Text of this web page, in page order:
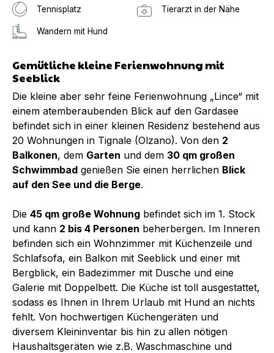
Tennisplatz Tierarzt in der Nähe
Wandern mit Hund
Gemütliche kleine Ferienwohnung mit
Seeblick
Die kleine aber sehr feine Ferienwohnung „Lince“ mit
einem atemberaubenden Blick auf den Gardasee
befindet sich in einer kleinen Residenz bestehend aus
20 Wohnungen in Tignale (Olzano). Von den 2
Balkonen, dem Garten und dem 30 qm großen
Schwimmbad genießen Sie einen herrlichen Blick
auf den See und die Berge.
Die 45 qm große Wohnung befindet sich im 1. Stock
und kann 2 bis 4 Personen beherbergen. Im Inneren
befinden sich ein Wohnzimmer mit Küchenzeile und
Schlafsofa, ein Balkon mit Seeblick und einer mit
Bergblick, ein Badezimmer mit Dusche und eine
Galerie mit Doppelbett. Die Küche ist toll ausgestattet,
sodass es Ihnen in Ihrem Urlaub mit Hund an nichts
fehlt. Von hochwertigen Küchengeräten und
diversem Kleininventar bis hin zu allen nötigen
Haushaltsgeräten wie z.B. Waschmaschine und